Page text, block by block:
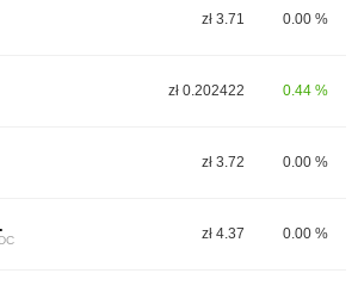
zł 3.71 0.00 %
zł 0.202422 0.44 %
zł 3.72 0.00 %
zł 4.37 0.00 %